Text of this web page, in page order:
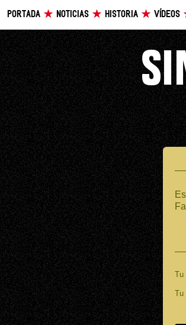
PORTADA NOTICIAS HISTORIA VÍDEOS
Tu
Tu